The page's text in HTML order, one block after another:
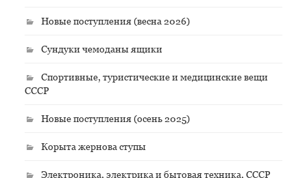
Новые поступления (весна 2026)
Сундуки чемоданы ящики
Спортивные, туристические и медицинские вещи
СССР
Новые поступления (осень 2025)
Корыта жернова ступы
Электроника, электрика и бытовая техника, СССР